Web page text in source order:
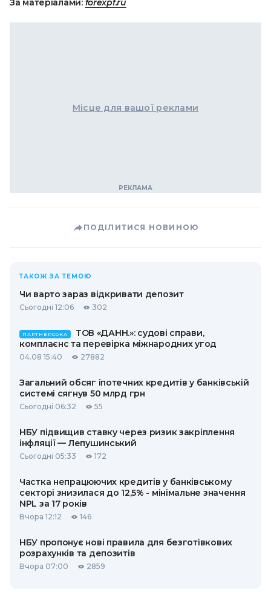
За матеріалами: forexpf.ru
Місце для вашої реклами
ПОДІЛИТИСЯ НОВИНОЮ
ТАКОЖ ЗА ТЕМОЮ
Чи варто зараз відкривати депозит
Сьогодні 12:06 302
ПАРТНЕРСЬКА
ТОВ «ДАНН.»: судові справи,
комплаєнс та перевірка міжнародних угод
04.08 15:40 27882
Загальний обсяг іпотечних кредитів у банківській
системі сягнув 50 млрд грн
Сьогодні 06:32 55
НБУ підвищив ставку через ризик закріплення
інфляції — Лепушинський
Сьогодні 05:33 172
Частка непрацюючих кредитів у банківському
секторі знизилася до 12,5% - мінімальне значення
NPL за 17 років
Вчора 12:12 146
НБУ пропонує нові правила для безготівкових
розрахунків та депозитів
Вчора 07:00 2859